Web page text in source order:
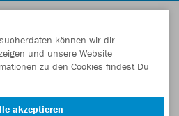
können wir dir
und unsere Website
zu den Cookies findest Du
akzeptieren